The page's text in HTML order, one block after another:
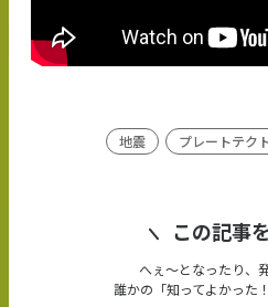
地震 プレートテク
この記事
へぇ〜となったり、
誰かの「知ってよかった